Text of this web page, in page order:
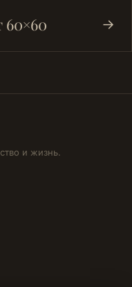
→
и жизнь.